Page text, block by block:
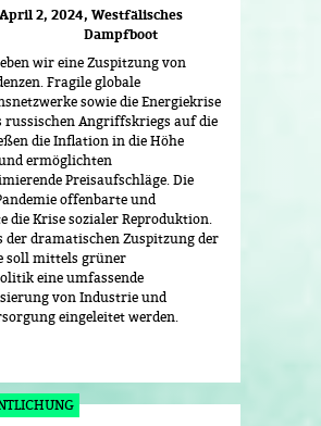
2, 2024 Westfälisches
Dampfboot
wir eine Zuspitzung von
Fragile globale
sowie die Energiekrise
russischen Angriffskriegs auf die
die Inflation in die Höhe
ermöglichten
Preisaufschläge. Die
offenbarte und
die Krise sozialer Reproduktion.
der dramatischen Zuspitzung der
soll mittels grüner
eine umfassende
von Industrie und
eingeleitet werden.